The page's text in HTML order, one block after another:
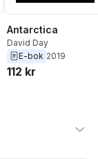
Antarctica
David Day
E-bok 2019
112 kr